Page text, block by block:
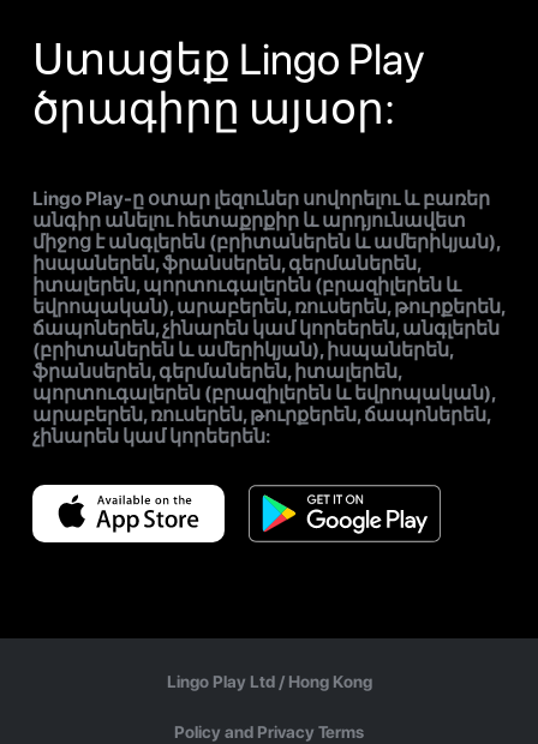
Ստացեք Lingo Play
ծրագիրը այսօր:
Lingo Play-ը օտար լեզուներ սովորելու և բառեր
անգիր անելու հետաքրքիր և արդյունավետ
միջոց է անգլերեն (բրիտաներեն և ամերիկյան),
իսպաներեն, ֆրանսերեն, գերմաներեն,
իտալերեն, պորտուգալերեն (բրազիլերեն և
եվրոպական), արաբերեն, ռուսերեն, թուրքերեն,
ճապոներեն, չինարեն կամ կորեերեն, անգլերեն
(բրիտաներեն և ամերիկյան), իսպաներեն,
ֆրանսերեն, գերմաներեն, իտալերեն,
պորտուգալերեն (բրազիլերեն և եվրոպական),
արաբերեն, ռուսերեն, թուրքերեն, ճապոներեն,
չինարեն կամ կորեերեն:
Lingo Play Ltd / Hong Kong
Policy and Privacy Terms